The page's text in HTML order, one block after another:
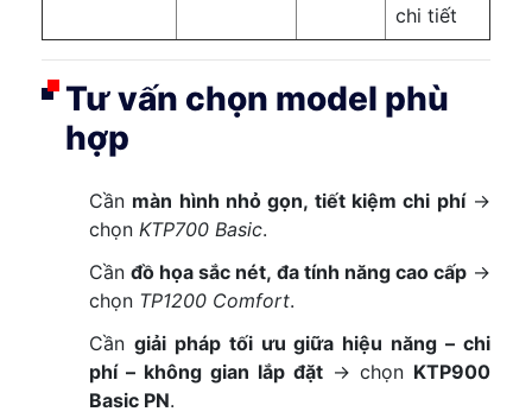
chi tiết
Tư vấn chọn model phù
hợp
Cần màn hình nhỏ gọn, tiết kiệm chi phí→
chọn KTP700 Basic.
Cầnđồ họa sắc nét, đa tính năng cao cấp→
chọn TP1200 Comfort.
Cần giải pháp tối ưu giữa hiệu năng – chi
phí – không gian lắp đặt → chọn KTP900
Basic PN.